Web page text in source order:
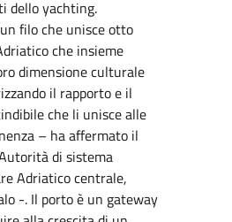
dello yachting.
filo che unisce otto
che insieme
dimensione culturale
il rapporto e il
che li unisce alle
– ha affermato il
di sistema
Adriatico centrale,
-. Il porto è un gateway